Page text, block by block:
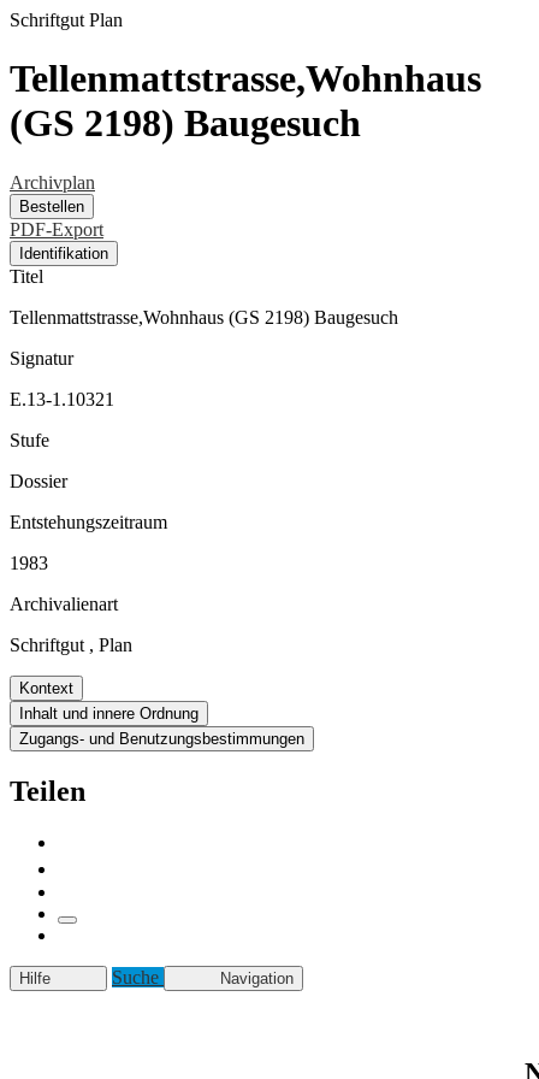
Schriftgut Plan
Tellenmattstrasse,Wohnhaus
(GS 2198) Baugesuch
Archivplan
Bestellen
PDF-Export
Identifikation
Titel
Tellenmattstrasse,Wohnhaus (GS 2198) Baugesuch
Signatur
E.13-1.10321
Stufe
Dossier
Entstehungszeitraum
1983
Archivalienart
Schriftgut , Plan
Kontext
Inhalt und innere Ordnung
Zugangs- und Benutzungsbestimmungen
Teilen
Hilfe Suche Navigation